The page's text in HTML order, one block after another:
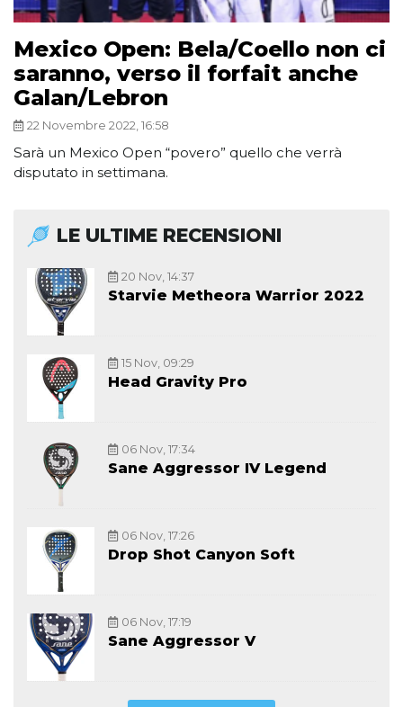
Mexico Open: Bela/Coello non ci
saranno, verso il forfait anche
Galan/Lebron
22 Novembre 2022, 16:58
Sarà un Mexico Open “povero” quello che verrà
disputato in settimana.
LE ULTIME RECENSIONI
20 Nov, 14:37
Starvie Metheora Warrior 2022
15 Nov, 09:29
Head Gravity Pro
06 Nov, 17:34
Sane Aggressor IV Legend
06 Nov, 17:26
Drop Shot Canyon Soft
06 Nov, 17:19
Sane Aggressor V